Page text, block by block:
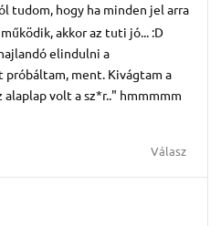
tudom, hogy ha minden jel arra
akkor az tuti jó... :D
elindulni a
próbáltam, ment. Kivágtam a
volt a sz*r.." hmmmmm
Válasz